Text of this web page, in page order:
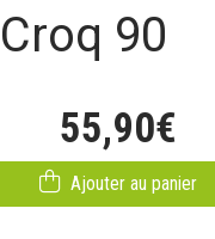
90
55,90€
Ajouter au panier